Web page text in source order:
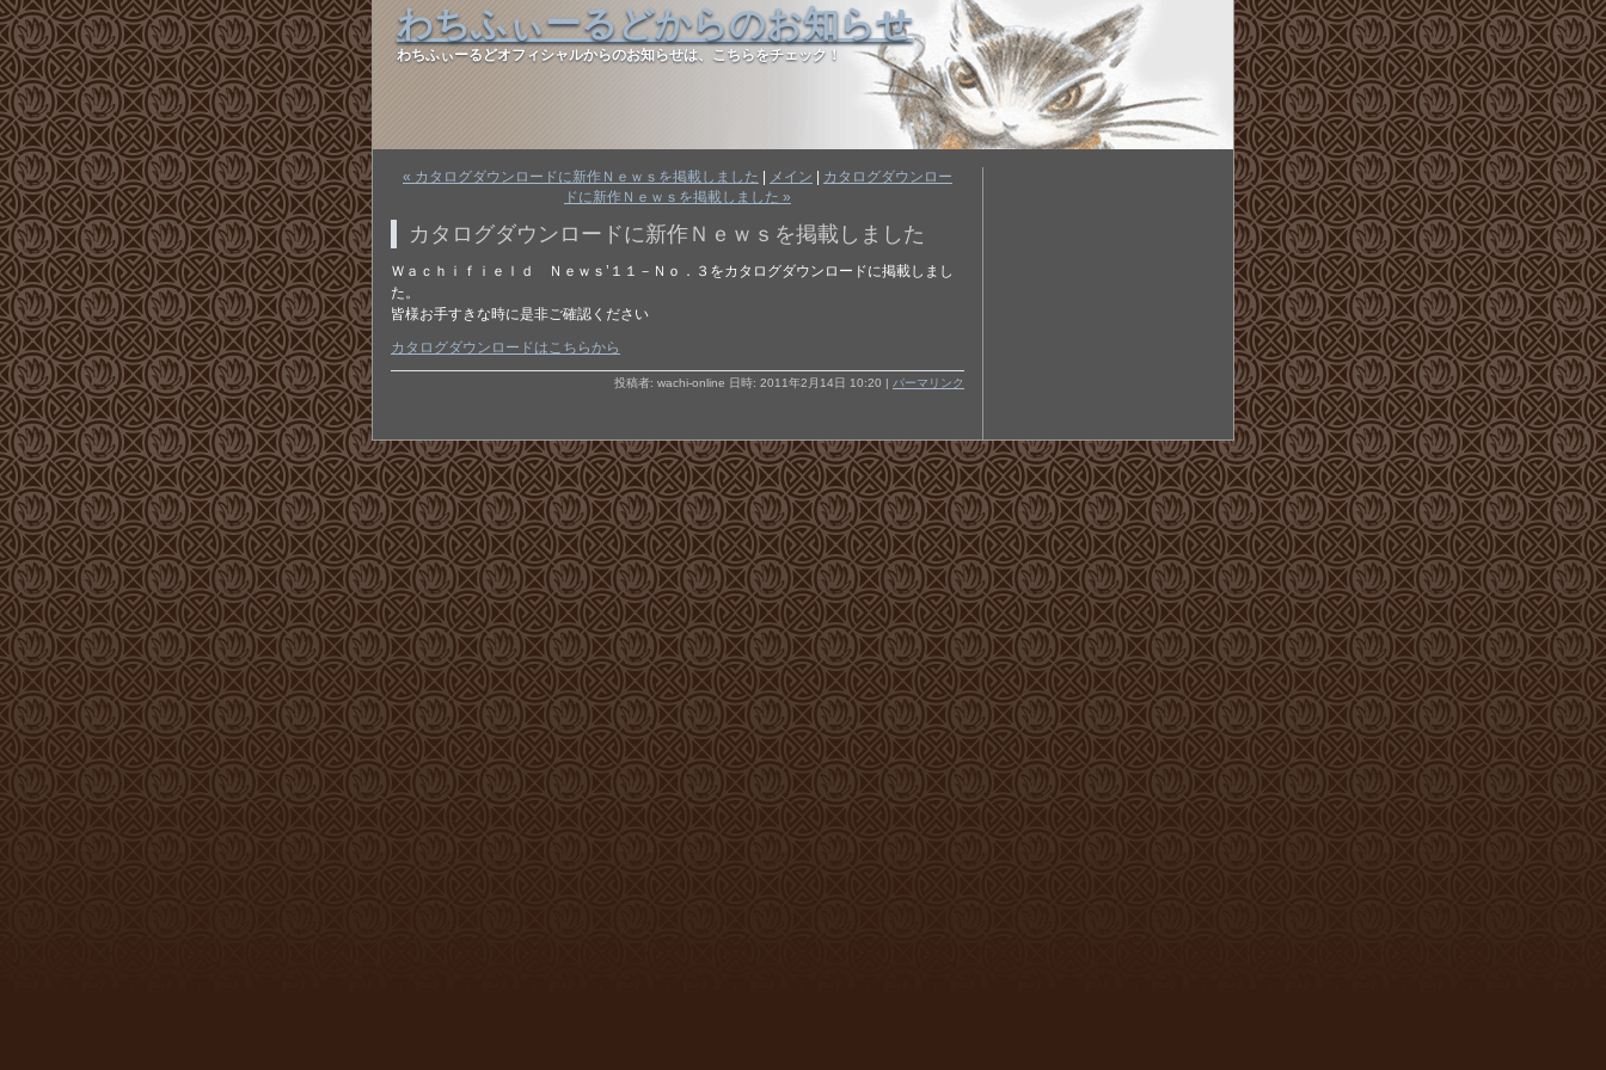
わちふぃーるどからのお知らせ
わちふぃーるどオフィシャルからのお知らせは、こちらをチェック！
« カタログダウンロードに新作Ｎｅｗｓを掲載しました メイン
カタログダウンロー
ドに新作Ｎｅｗｓを掲載しました »
カタログダウンロードに新作Ｎｅｗｓを掲載しました
Ｗａｃｈｉｆｉｅｌｄ Ｎｅｗｓ’１１－Ｎｏ．３をカタログダウンロードに掲載しまし
た。
皆様お手すきな時に是非ご確認ください
カタログダウンロードはこちらから
投稿者: wachi-online 日時: 2011年2月14日 10:20 | パーマリンク